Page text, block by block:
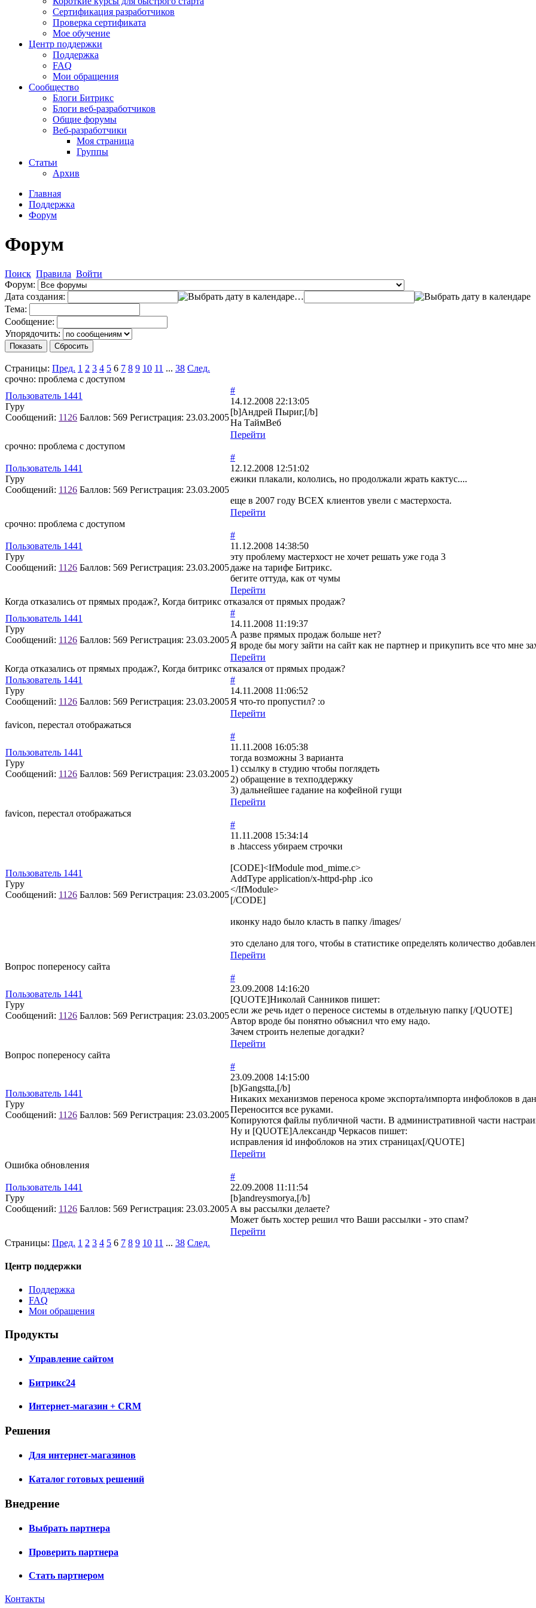
Сертификация разработчиков
Проверка сертификата
Мое обучение
Центр поддержки
Поддержка
FAQ
Мои обращения
Сообщество
Блоги Битрикс
Блоги веб-разработчиков
Общие форумы
Веб-разработчики
Моя страница
Группы
Статьи
Архив
Главная
Поддержка
Форум
Форум
Поиск Правила Войти
Форум:
Дата создания:
…
Тема:
Сообщение:
Упорядочить:
Страницы: Пред. 1 2 3 4 5 6 7 8 9 10 11 ... 38 След.
срочно: проблема с доступом
Пользователь 1441
Гуру
Сообщений: 1126 Баллов: 569 Регистрация: 23.03.2005
#
14.12.2008 22:13:05
[b]Андрей Пыриг,[/b]
На ТаймВеб
Перейти
срочно: проблема с доступом
Пользователь 1441
Гуру
Сообщений: 1126 Баллов: 569 Регистрация: 23.03.2005
#
12.12.2008 12:51:02
ежики плакали, кололись, но продолжали жрать кактус....
еще в 2007 году ВСЕХ клиентов увели с мастерхоста.
Перейти
срочно: проблема с доступом
Пользователь 1441
Гуру
Сообщений: 1126 Баллов: 569 Регистрация: 23.03.2005
#
11.12.2008 14:38:50
эту проблему мастерхост не хочет решать уже года 3
даже на тарифе Битрикс.
бегите оттуда, как от чумы
Перейти
Когда отказались от прямых продаж?, Когда битрикс отказался от прямых продаж?
Пользователь 1441
Гуру
Сообщений: 1126 Баллов: 569 Регистрация: 23.03.2005
#
14.11.2008 11:19:37
А разве прямых продаж больше нет?
Я вроде бы могу зайти на сайт как не партнер и прикупить все что мне
Перейти
Когда отказались от прямых продаж?, Когда битрикс отказался от прямых продаж?
Пользователь 1441
Гуру
Сообщений: 1126 Баллов: 569 Регистрация: 23.03.2005
#
14.11.2008 11:06:52
Я что-то пропустил? :o
Перейти
favicon, перестал отображаться
Пользователь 1441
Гуру
Сообщений: 1126 Баллов: 569 Регистрация: 23.03.2005
#
11.11.2008 16:05:38
тогда возможны 3 варианта
1) ссылку в студию чтобы поглядеть
2) обращение в техподдержку
3) дальнейшее гадание на кофейной гущи
Перейти
favicon, перестал отображаться
Пользователь 1441
Гуру
Сообщений: 1126 Баллов: 569 Регистрация: 23.03.2005
#
11.11.2008 15:34:14
в .htaccess убираем строчки
[CODE]<IfModule mod_mime.c>
AddType application/x-httpd-php .ico
</IfModule>
[/CODE]
иконку надо было класть в папку /images/
это сделано для того, чтобы в статистике определять количество
Перейти
Вопрос попереносу сайта
Пользователь 1441
Гуру
Сообщений: 1126 Баллов: 569 Регистрация: 23.03.2005
#
23.09.2008 14:16:20
[QUOTE]Николай Санников пишет:
если же речь идет о переносе системы в отдельную папку [/QUOTE]
Автор вроде бы понятно объяснил что ему надо.
Зачем строить нелепые догадки?
Перейти
Вопрос попереносу сайта
Пользователь 1441
Гуру
Сообщений: 1126 Баллов: 569 Регистрация: 23.03.2005
#
23.09.2008 14:15:00
[b]Gangstta,[/b]
Никаких механизмов переноса кроме экспорта/импорта инфоблоков в
Переносится все руками.
Копируются файлы публичной части. В административной части
Ну и [QUOTE]Александр Черкасов пишет:
исправления id инфоблоков на этих страницах[/QUOTE]
Перейти
Ошибка обновления
Пользователь 1441
Гуру
Сообщений: 1126 Баллов: 569 Регистрация: 23.03.2005
#
22.09.2008 11:11:54
[b]andreysmorya,[/b]
А вы рассылки делаете?
Может быть хостер решил что Ваши рассылки - это спам?
Перейти
Страницы: Пред. 1 2 3 4 5 6 7 8 9 10 11 ... 38 След.
Центр поддержки
Поддержка
FAQ
Мои обращения
Продукты
Управление сайтом
Битрикс24
Интернет-магазин + CRM
Решения
Для интернет-магазинов
Каталог готовых решений
Внедрение
Выбрать партнера
Проверить партнера
Стать партнером
Контакты